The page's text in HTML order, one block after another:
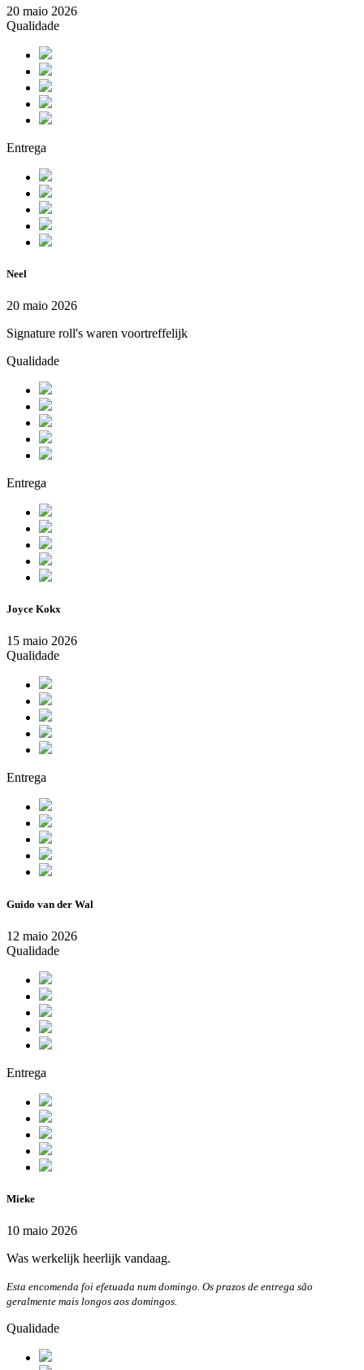
20 maio 2026
Qualidade
Entrega
Neel
20 maio 2026
Signature roll's waren voortreffelijk
Qualidade
Entrega
Joyce Kokx
15 maio 2026
Qualidade
Entrega
Guido van der Wal
12 maio 2026
Qualidade
Entrega
Mieke
10 maio 2026
Was werkelijk heerlijk vandaag.
Esta encomenda foi efetuada num domingo. Os prazos de entrega são
geralmente mais longos aos domingos.
Qualidade